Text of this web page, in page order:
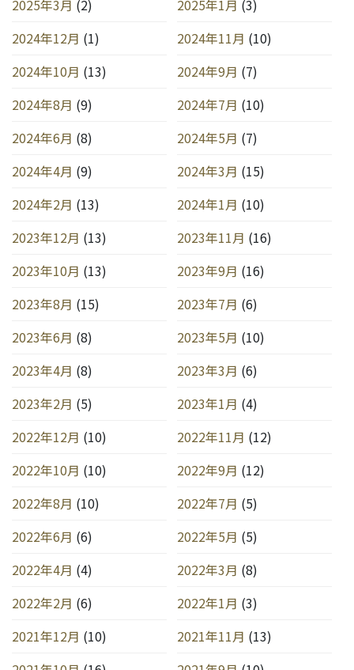
2025年3月 (2) 2025年1月 (3)
2024年12月 (1) 2024年11月 (10)
2024年10月 (13) 2024年9月 (7)
2024年8月 (9) 2024年7月 (10)
2024年6月 (8) 2024年5月 (7)
2024年4月 (9) 2024年3月 (15)
2024年2月 (13) 2024年1月 (10)
2023年12月 (13) 2023年11月 (16)
2023年10月 (13) 2023年9月 (16)
2023年8月 (15) 2023年7月 (6)
2023年6月 (8) 2023年5月 (10)
2023年4月 (8) 2023年3月 (6)
2023年2月 (5) 2023年1月 (4)
2022年12月 (10) 2022年11月 (12)
2022年10月 (10) 2022年9月 (12)
2022年8月 (10) 2022年7月 (5)
2022年6月 (6) 2022年5月 (5)
2022年4月 (4) 2022年3月 (8)
2022年2月 (6) 2022年1月 (3)
2021年12月 (10) 2021年11月 (13)